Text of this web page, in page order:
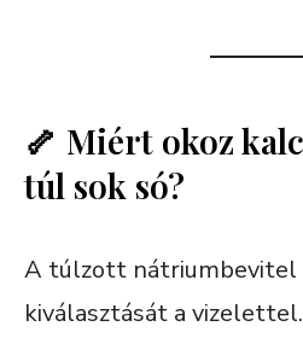
🦴 Miért okoz
túl sok só?
A túlzott nátriumbevitel
kiválasztását a vizelettel.